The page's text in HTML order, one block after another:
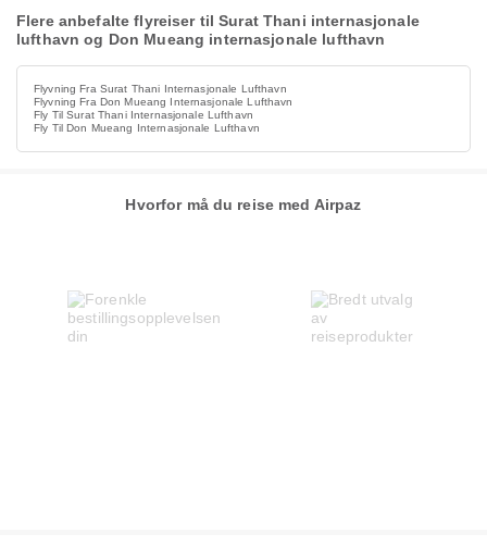
Flere anbefalte flyreiser til Surat Thani internasjonale
lufthavn og Don Mueang internasjonale lufthavn
Flyvning Fra Surat Thani Internasjonale Lufthavn
Flyvning Fra Don Mueang Internasjonale Lufthavn
Fly Til Surat Thani Internasjonale Lufthavn
Fly Til Don Mueang Internasjonale Lufthavn
Hvorfor må du reise med Airpaz